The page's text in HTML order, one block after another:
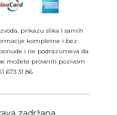
prikazu slika i samih
kompletne i bez
i ne podrazumeva da
možete proveriti pozivom
673 31 86